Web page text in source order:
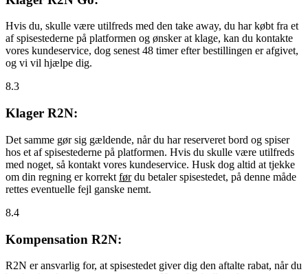
Hvis du, skulle være utilfreds med den take away, du har købt fra et
af spisestederne på platformen og ønsker at klage, kan du kontakte
vores kundeservice, dog senest 48 timer efter bestillingen er afgivet,
og vi vil hjælpe dig.
8.3
Klager R2N:
Det samme gør sig gældende, når du har reserveret bord og spiser
hos et af spisestederne på platformen. Hvis du skulle være utilfreds
med noget, så kontakt vores kundeservice. Husk dog altid at tjekke
om din regning er korrekt førdu betaler spisestedet, på denne måde
rettes eventuelle fejl ganske nemt.
8.4
Kompensation R2N:
R2N er ansvarlig for, at spisestedet giver dig den aftalte rabat, når du